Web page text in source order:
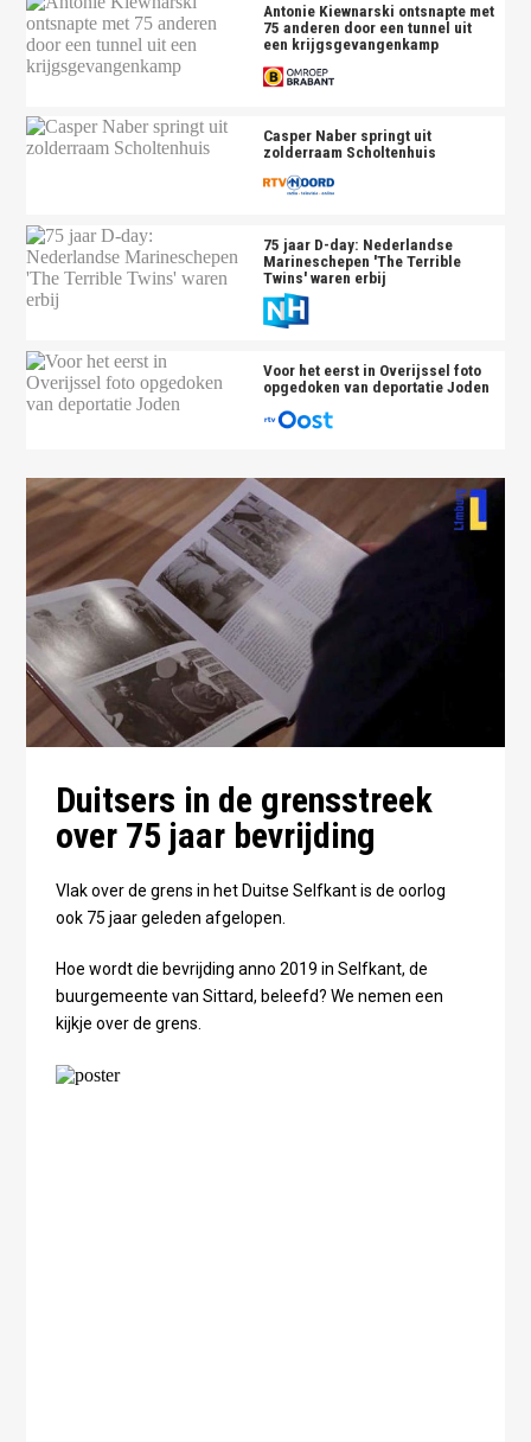
Antonie Kiewnarski ontsnapte met
75 anderen door een tunnel uit
een krijgsgevangenkamp
Casper Naber springt uit
zolderraam Scholtenhuis
75 jaar D-day: Nederlandse
Marineschepen 'The Terrible
Twins' waren erbij
Voor het eerst in Overijssel foto
opgedoken van deportatie Joden
Duitsers in de grensstreek
over 75 jaar bevrijding
Vlak over de grens in het Duitse Selfkant is de oorlog
ook 75 jaar geleden afgelopen.
Hoe wordt die bevrijding anno 2019 in Selfkant, de
buurgemeente van Sittard, beleefd? We nemen een
kijkje over de grens.